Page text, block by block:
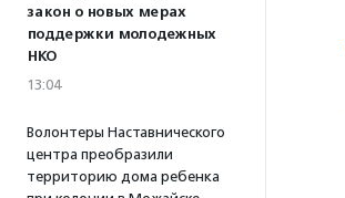
закон о новых мерах
поддержки молодежных
НКО
13:04
Волонтеры Наставнического
центра преобразили
территорию дома ребенка